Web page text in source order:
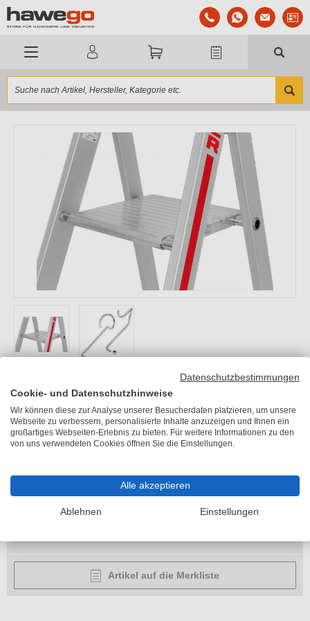
Hymer Reparaturset Brückenheber
Artikelnummer:HY-0053991
Gewicht: 0,5 kg
Preis auf Anfrage
Artikel auf die Merkliste
Datenschutzbestimmungen
Cookie- und Datenschutzhinweise
Wir können diese zur Analyse unserer Besucherdaten platzieren, um unsere
Webseite zu verbessern, personalisierte Inhalte anzuzeigen und Ihnen ein
großartiges Webseiten-Erlebnis zu bieten. Für weitere Informationen zu den
von uns verwendeten Cookies öffnen Sie die Einstellungen.
Alle akzeptieren
Ablehnen Einstellungen